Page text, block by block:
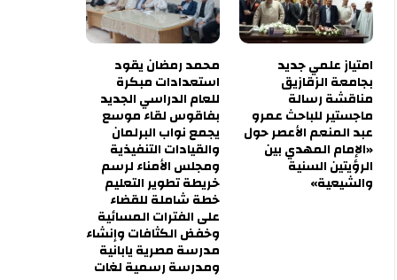
امتياز علمي جديد
بجامعة الزقازيق
مناقشة رسالة
ماجستير للباحث عمرو
عبد المنعم الأعصر حول
«الإمام المهدي بين
الرؤيتين السنية
والشيعية»
محمد رمضان يقود
استعدادات مبكرة
للعام الدراسي الجديد
بفاقوس لقاء موسع
يجمع نواب البرلمان
والقيادات التنفيذية
ومجلس الأمناء لرسم
خريطة تطوير التعليم
خطة شاملة للقضاء
على الفترات المسائية
وخفض الكثافات وإنشاء
مدرسة مصرية يابانية
ومدرسة رسمية لغات